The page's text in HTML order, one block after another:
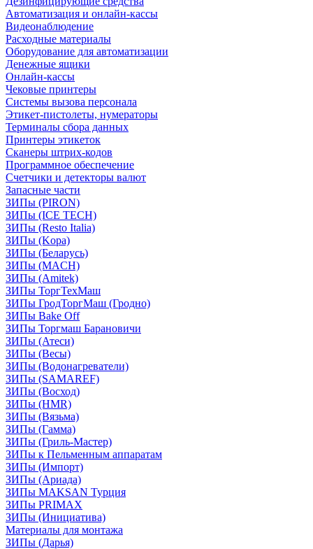
Автоматизация и онлайн-кассы
Видеонаблюдение
Расходные материалы
Оборудование для автоматизации
Денежные ящики
Онлайн-кассы
Чековые принтеры
Системы вызова персонала
Этикет-пистолеты, нумераторы
Терминалы сбора данных
Принтеры этикеток
Сканеры штрих-кодов
Программное обеспечение
Счетчики и детекторы валют
Запасные части
ЗИПы (PIRON)
ЗИПы (ICE TECH)
ЗИПы (Resto Italia)
ЗИПы (Kopa)
ЗИПы (Беларусь)
ЗИПы (MACH)
ЗИПы (Amitek)
ЗИПы ТоргТехМаш
ЗИПы ГродТоргМаш (Гродно)
ЗИПы Bake Off
ЗИПы Торгмаш Барановичи
ЗИПы (Атеси)
ЗИПы (Весы)
ЗИПы (Водонагреватели)
ЗИПы (SAMAREF)
ЗИПы (Восход)
ЗИПы (HMR)
ЗИПы (Вязьма)
ЗИПы (Гамма)
ЗИПы (Гриль-Мастер)
ЗИПы к Пельменным аппаратам
ЗИПы (Импорт)
ЗИПы (Ариада)
ЗИПы MAKSAN Турция
ЗИПы PRIMAX
ЗИПы (Инициатива)
Материалы для монтажа
ЗИПы (Дарья)